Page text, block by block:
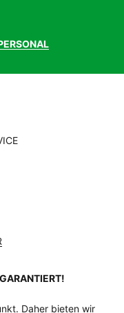
Daher bieten wir